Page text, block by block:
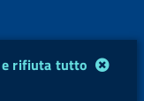
e rifiuta tutto